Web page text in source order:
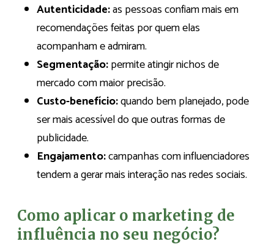
Autenticidade:as pessoas confiam mais em
recomendações feitas por quem elas
acompanham e admiram.
Segmentação:permite atingir nichos de
mercado com maior precisão.
Custo-benefício:quando bem planejado, pode
ser mais acessível do que outras formas de
publicidade.
Engajamento:campanhas com influenciadores
tendem a gerar mais interação nas redes sociais.
Como aplicar o marketing de
influência no seu negócio?